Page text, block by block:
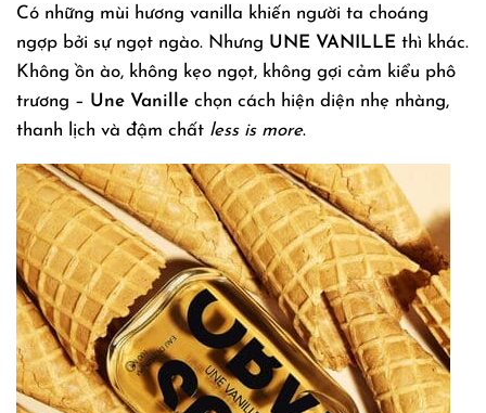
Có những mùi hương vanilla khiến người ta choáng
ngợp bởi sự ngọt ngào. Nhưng UNE VANILLE thì khác.
Không ồn ào, không kẹo ngọt, không gợi cảm kiểu phô
trương – Une Vanille chọn cách hiện diện nhẹ nhàng,
thanh lịch và đậm chất less is more.